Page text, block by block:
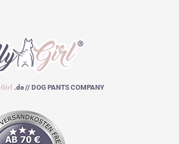
Girl .de // DOG PANTS COMPANY